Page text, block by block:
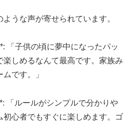
うな声が寄せられています。
「子供の頃に夢中になったパッ
楽しめるなんて最高です。家族み
です。」
「ルールがシンプルで分かりや
初心者でもすぐに楽しめます。ゴ